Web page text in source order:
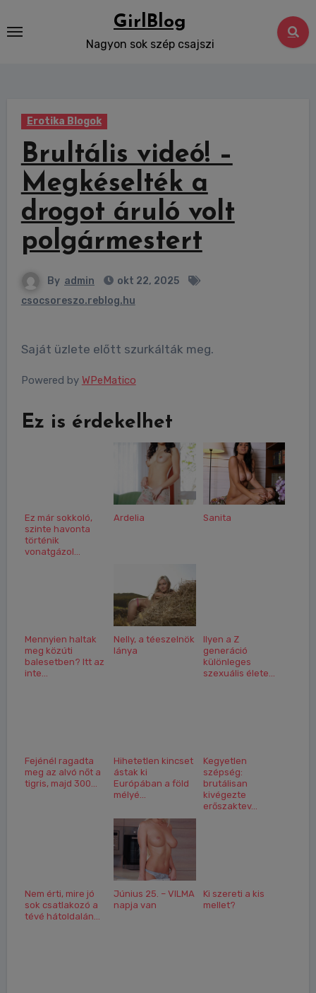
to
GirlBlog
Nagyon sok szép csajszi
Erotika Blogok
Brultális videó! –
Megkéselték a
drogot áruló volt
polgármestert
By admin
okt 22, 2025
csocsoreszo.reblog.hu
Saját üzlete előtt szurkálták meg.
Powered by WPeMatico
Ez is érdekelhet
Ez már sokkoló,
szinte havonta
történik
vonatgázol...
Ardelia Sanita
Mennyien haltak
meg közúti
balesetben? Itt az
inte...
Nelly, a téeszelnök
lánya
Ilyen a Z
generáció
különleges
szexuális élete...
Fejénél ragadta
meg az alvó nőt a
tigris, majd 300...
Hihetetlen kincset
ástak ki
Európában a föld
mélyé...
Kegyetlen
szépség:
brutálisan
kivégezte
erőszaktev...
Nem érti, mire jó
sok csatlakozó a
tévé hátoldalán...
Június 25. – VILMA
napja van
Ki szereti a kis
mellet?